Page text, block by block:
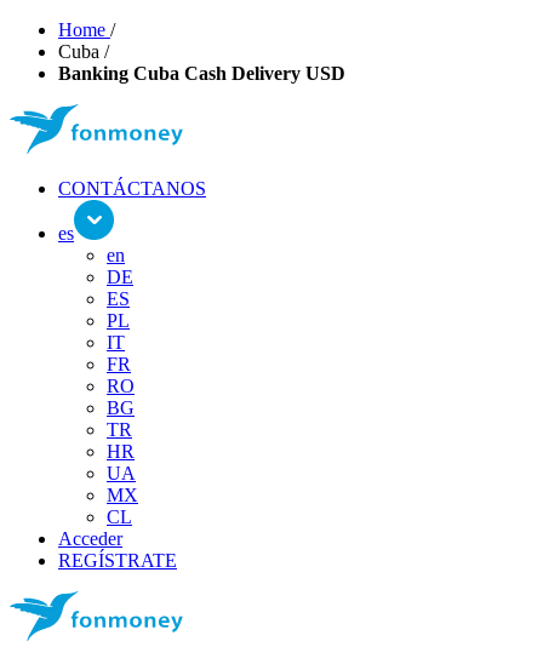
Home /
Cuba /
Banking Cuba Cash Delivery USD
CONTÁCTANOS
es
en
DE
ES
PL
IT
FR
RO
BG
TR
HR
UA
MX
CL
Acceder
REGÍSTRATE